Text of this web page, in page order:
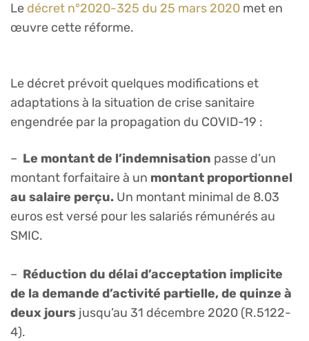
Le décret n°2020-325 du 25 mars 2020 met en
œuvre cette réforme.
Le décret prévoit quelques modifications et
adaptations à la situation de crise sanitaire
engendrée par la propagation du COVID-19 :
– Le montant de l’indemnisation passe d’un
montant forfaitaire à un montant proportionnel
au salaire perçu. Un montant minimal de 8.03
euros est versé pour les salariés rémunérés au
SMIC.
– Réduction du délai d’acceptation implicite
de la demande d’activité partielle, de quinze à
deux jours jusqu’au 31 décembre 2020 (R.5122-
4).